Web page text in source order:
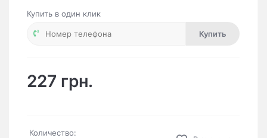
Купить в один клик
Купить
227 грн.
Количество: